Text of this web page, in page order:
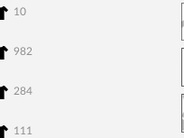
10
982
284
111